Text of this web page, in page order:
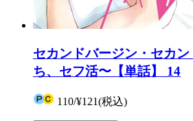
セカンドバージン・セカ
ち、セフ活〜【単話】 14
110/¥121(税込)